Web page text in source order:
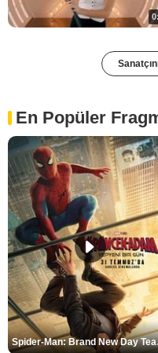
En Popüler